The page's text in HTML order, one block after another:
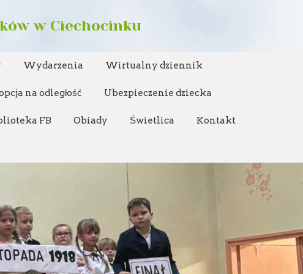
w Ciechocinku
Wydarzenia Wirtualny dziennik
na odległość Ubezpieczenie dziecka
FB Obiady Świetlica Kontakt